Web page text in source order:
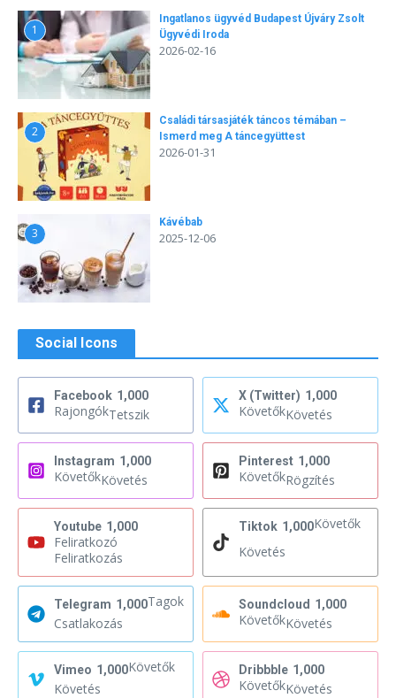
1
Ingatlanos ügyvéd Budapest Újváry Zsolt
Ügyvédi Iroda
2026-02-16
2
Családi társasjáték táncos témában –
Ismerd meg A táncegyüttest
2026-01-31
3
Kávébab
2025-12-06
Social Icons
Facebook 1,000
RajongókTetszik
X (Twitter) 1,000
KövetőkKövetés
Instagram 1,000
KövetőkKövetés
Pinterest 1,000
KövetőkRögzítés
Youtube 1,000
Feliratkozó
Feliratkozás
Tiktok 1,000Követők
Követés
Telegram 1,000Tagok
Csatlakozás
Soundcloud 1,000
KövetőkKövetés
Vimeo 1,000Követők
Követés
Dribbble 1,000
KövetőkKövetés